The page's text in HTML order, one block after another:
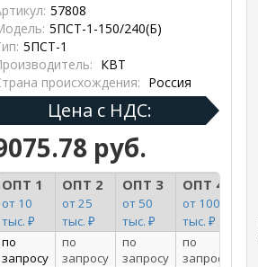
57808
5ПСТ-1-150/240(Б)
5ПСТ-1
КВТ
происхождения: Россия
Цена с НДС:
руб.
ОПТ 1
от 10
тыс. ₽
ОПТ 2
от 25
тыс. ₽
ОПТ 3
от 50
тыс. ₽
ОПТ 4
от 100
тыс. ₽
по
запросу
по
запросу
по
запросу
по
запросу